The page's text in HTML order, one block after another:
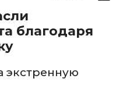
благодаря
экстренную